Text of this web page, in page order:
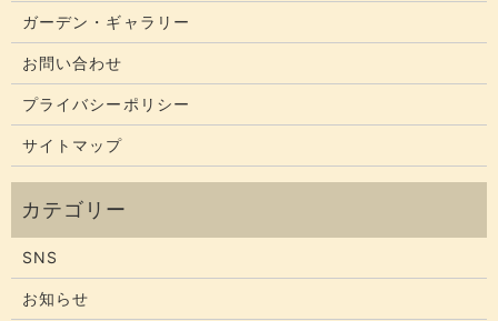
ガーデン・ギャラリー
お問い合わせ
プライバシーポリシー
サイトマップ
SNS
お知らせ